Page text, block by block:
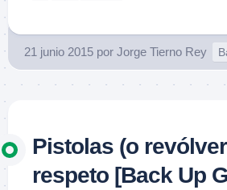
21 junio 2015 por Jorge Tierno Rey
Pistolas (o
respeto [Back Up